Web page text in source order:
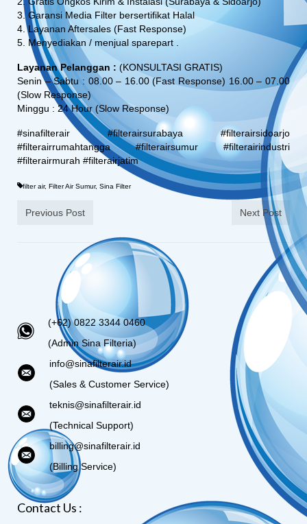
3. Garansi Media Filter bersertifikat Halal
4. Layanan Aftersales (Fast Response)
5. Menyediakan / menjual sparepart .
Layanan Pelanggan : (KONSULTASI GRATIS)
Senin – Sabtu : 08.00 – 16.00 (Fast Response) 16.00 – 07.00
(Slow Response)
Minggu : 24 Hour (Slow Response)
#sinafilterair #filterairsurabaya #filterairsidoarjo
#filterairrumahtangga #filterairsumur #filterairindustri
#filterairmurah #filterairjatim
filter air, Filter Air Sumur, Sina Filter
Previous Post Next Post
(+62) 0822 3344 0460
(Admin Sina Filteria)
info@sinafilterair.id
(Sales & Customer Service)
teknis@sinafilterair.id
(Technical Support)
billing@sinafilterair.id
(Billing Service)
Contact Us :